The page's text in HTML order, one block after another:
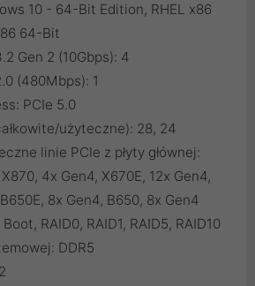
10 - 64-Bit Edition, RHEL x86
64-Bit
Gen 2 (10Gbps): 4
(480Mbps): 1
PCIe 5.0
użyteczne): 28, 24
linie PCIe z płyty głównej:
4x Gen4, X670E, 12x Gen4,
8x Gen4, B650, 8x Gen4
RAID0, RAID1, RAID5, RAID10
DDR5